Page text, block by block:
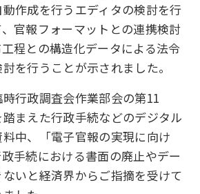
作成を行うエディタの検討を行
官報フォーマットとの連携検討
程との構造化データによる法令
を行うことが示されました。
行政調査会作業部会の第11
まえた行政手続などのデジタル
中、「電子官報の実現に向け
手続における書面の廃止やデー
いと経済界からご指摘を受けて